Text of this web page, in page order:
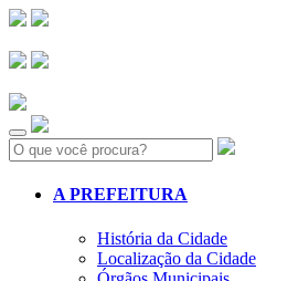
Search:
A PREFEITURA
História da Cidade
Localização da Cidade